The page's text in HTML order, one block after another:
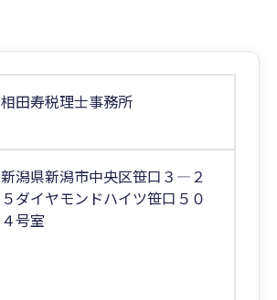
相田寿税理士事務所
新潟県新潟市中央区笹口３―２
５ダイヤモンドハイツ笹口５０
４号室